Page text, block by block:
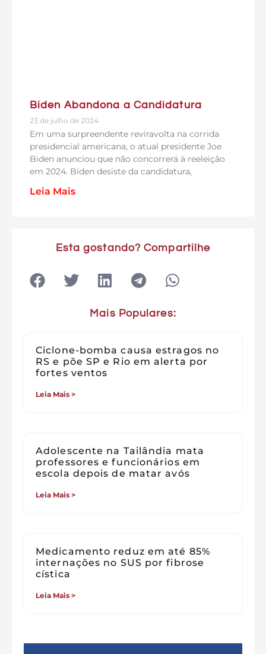
Biden Abandona a Candidatura
23 de julho de 2024
Em uma surpreendente reviravolta na corrida
presidencial americana, o atual presidente Joe
Biden anunciou que não concorrerá à reeleição
em 2024. Biden desiste da candidatura,
Leia Mais
Esta gostando? Compartilhe
Mais Populares:
Ciclone-bomba causa estragos no
RS e põe SP e Rio em alerta por
fortes ventos
Leia Mais >
Adolescente na Tailândia mata
professores e funcionários em
escola depois de matar avós
Leia Mais >
Medicamento reduz em até 85%
internações no SUS por fibrose
cística
Leia Mais >